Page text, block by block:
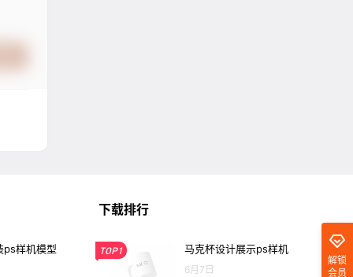
解锁
会员
ps样机模型
下载排行
TOP1 马克杯设计展示ps样机
6月7日